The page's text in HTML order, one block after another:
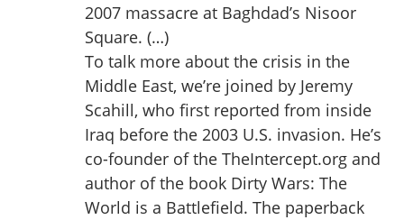
2007 massacre at Baghdad’s Nisoor
Square. (…)
To talk more about the crisis in the
Middle East, we’re joined by Jeremy
Scahill, who first reported from inside
Iraq before the 2003 U.S. invasion. He’s
co-founder of the TheIntercept.org and
author of the book Dirty Wars: The
World is a Battlefield. The paperback